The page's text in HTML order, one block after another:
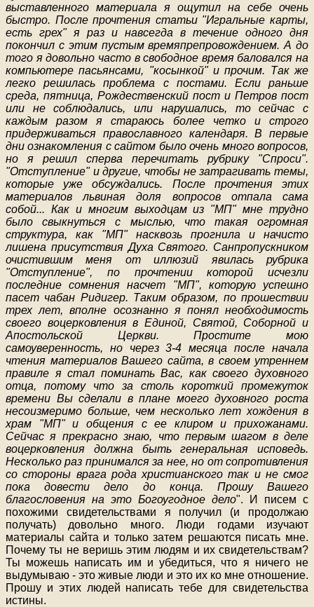
выставленного материала я ощутил на себе очень
быстро. После прочтения статьи "Игральные карты,
есть грех" я раз и навсегда в течение одного дня
покончил с этим пустым времяпрепровождением. А до
того я довольно часто в свободное время баловался на
компьютере пасьянсами, "косынкой" и прочим. Так же
легко решилась проблема с постами. Если раньше
среда, пятница, Рождественский пост и Петров пост
или не соблюдались, или нарушались, то сейчас с
каждым разом я стараюсь более четко и строго
придерживаться православного календаря. В первые
дни ознакомления с сайтом было очень много вопросов,
но я решил сперва перечитать рубрику "Спроси".
"Отступление" и другие, чтобы не затрагивать темы,
которые уже обсуждались. После прочтения этих
материалов львиная доля вопросов отпала сама
собой... Как и многим выходцам из "МП" мне трудно
было свыкнуться с мыслью, что такая огромная
структура, как "МП" насквозь прогнила и начисто
лишена присутствия Духа Святого. Санпропускником
очистившим меня от иллюзий явилась рубрика
"Отступление", по прочтении которой исчезли
последние сомнения насчет "МП", которую успешно
пасет чабан Ридигер. Таким образом, по прошествии
трех лет, вполне осознанно я понял необходимость
своего воцерковления в Единой, Святой, Соборной и
Апостольской Церкви. Простите мою
самоуверенность, но через 3-4 месяца после начала
чтения материалов Вашего сайта, в своем утреннем
правиле я стал поминать Вас, как своего духовного
отца, потому что за столь короткий промежуток
времени Вы сделали в плане моего духовного роста
несоизмеримо больше, чем несколько лет хождения в
храм "МП" и общения с ее клиром и прихожанами.
Сейчас я прекрасно знаю, что первым шагом в деле
воцерковления должна быть генеральная исповедь.
Несколько раз принимался за нее, но от сопротивления
со стороны врага рода христианского так и не смог
пока довести дело до конца. Прошу Вашего
благословения на это Богоугодное дело". И писем с
похожими свидетельствами я получил (и продолжаю
получать) довольно много. Люди годами изучают
материалы сайта и только затем решаются писать мне.
Почему ты не веришь этим людям и их свидетельствам?
Ты можешь написать им и убедиться, что я ничего не
выдумываю - это живые люди и это их ко мне отношение.
Прошу и этих людей написать тебе для свидетельства
истины.